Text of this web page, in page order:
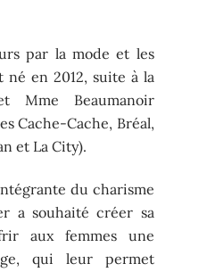
par la mode et les
né en 2012, suite à la
Mme Beaumanoir
Cache-Cache, Bréal,
et La City).
du charisme
a souhaité créer sa
aux femmes une
qui leur permet